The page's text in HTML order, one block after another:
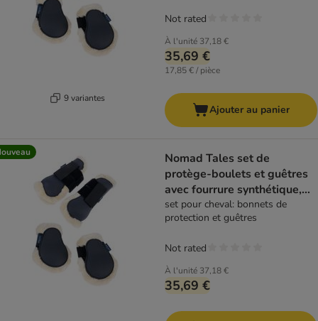
9 variantes
À l'unité 37,18 €
35,69 €
17,85 € / pièce
Not rated
Ajouter au panier
Nomad Tales set de
protège-boulets et guêtres
avec fourrure synthétique,
bleu marine
set pour cheval: bonnets de
protection et guêtres
À l'unité 37,18 €
35,69 €
Not rated